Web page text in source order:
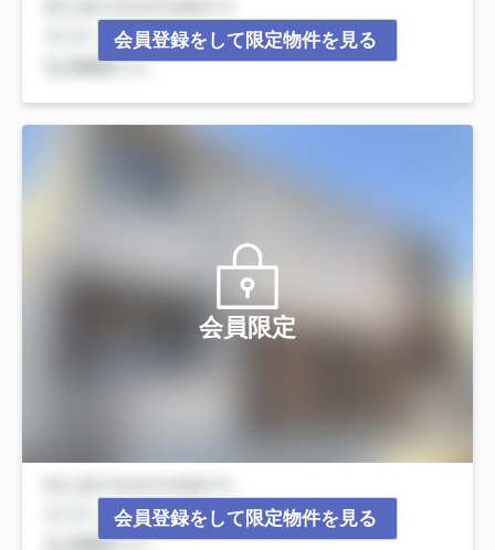
会員登録をして限定物件を見る
会員限定
会員登録をして限定物件を見る